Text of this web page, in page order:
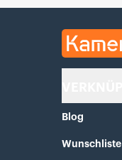
Kamera.de
Blog
Wunschliste